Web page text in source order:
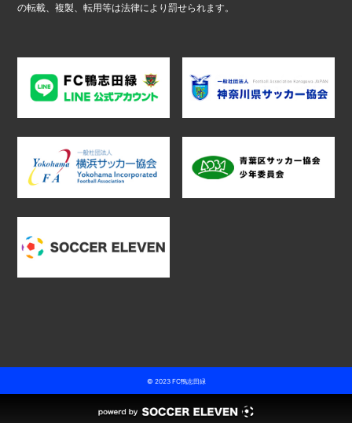
の転載、複製、転用等は法律により罰せられます。
© 2023 FC鴨志田緑